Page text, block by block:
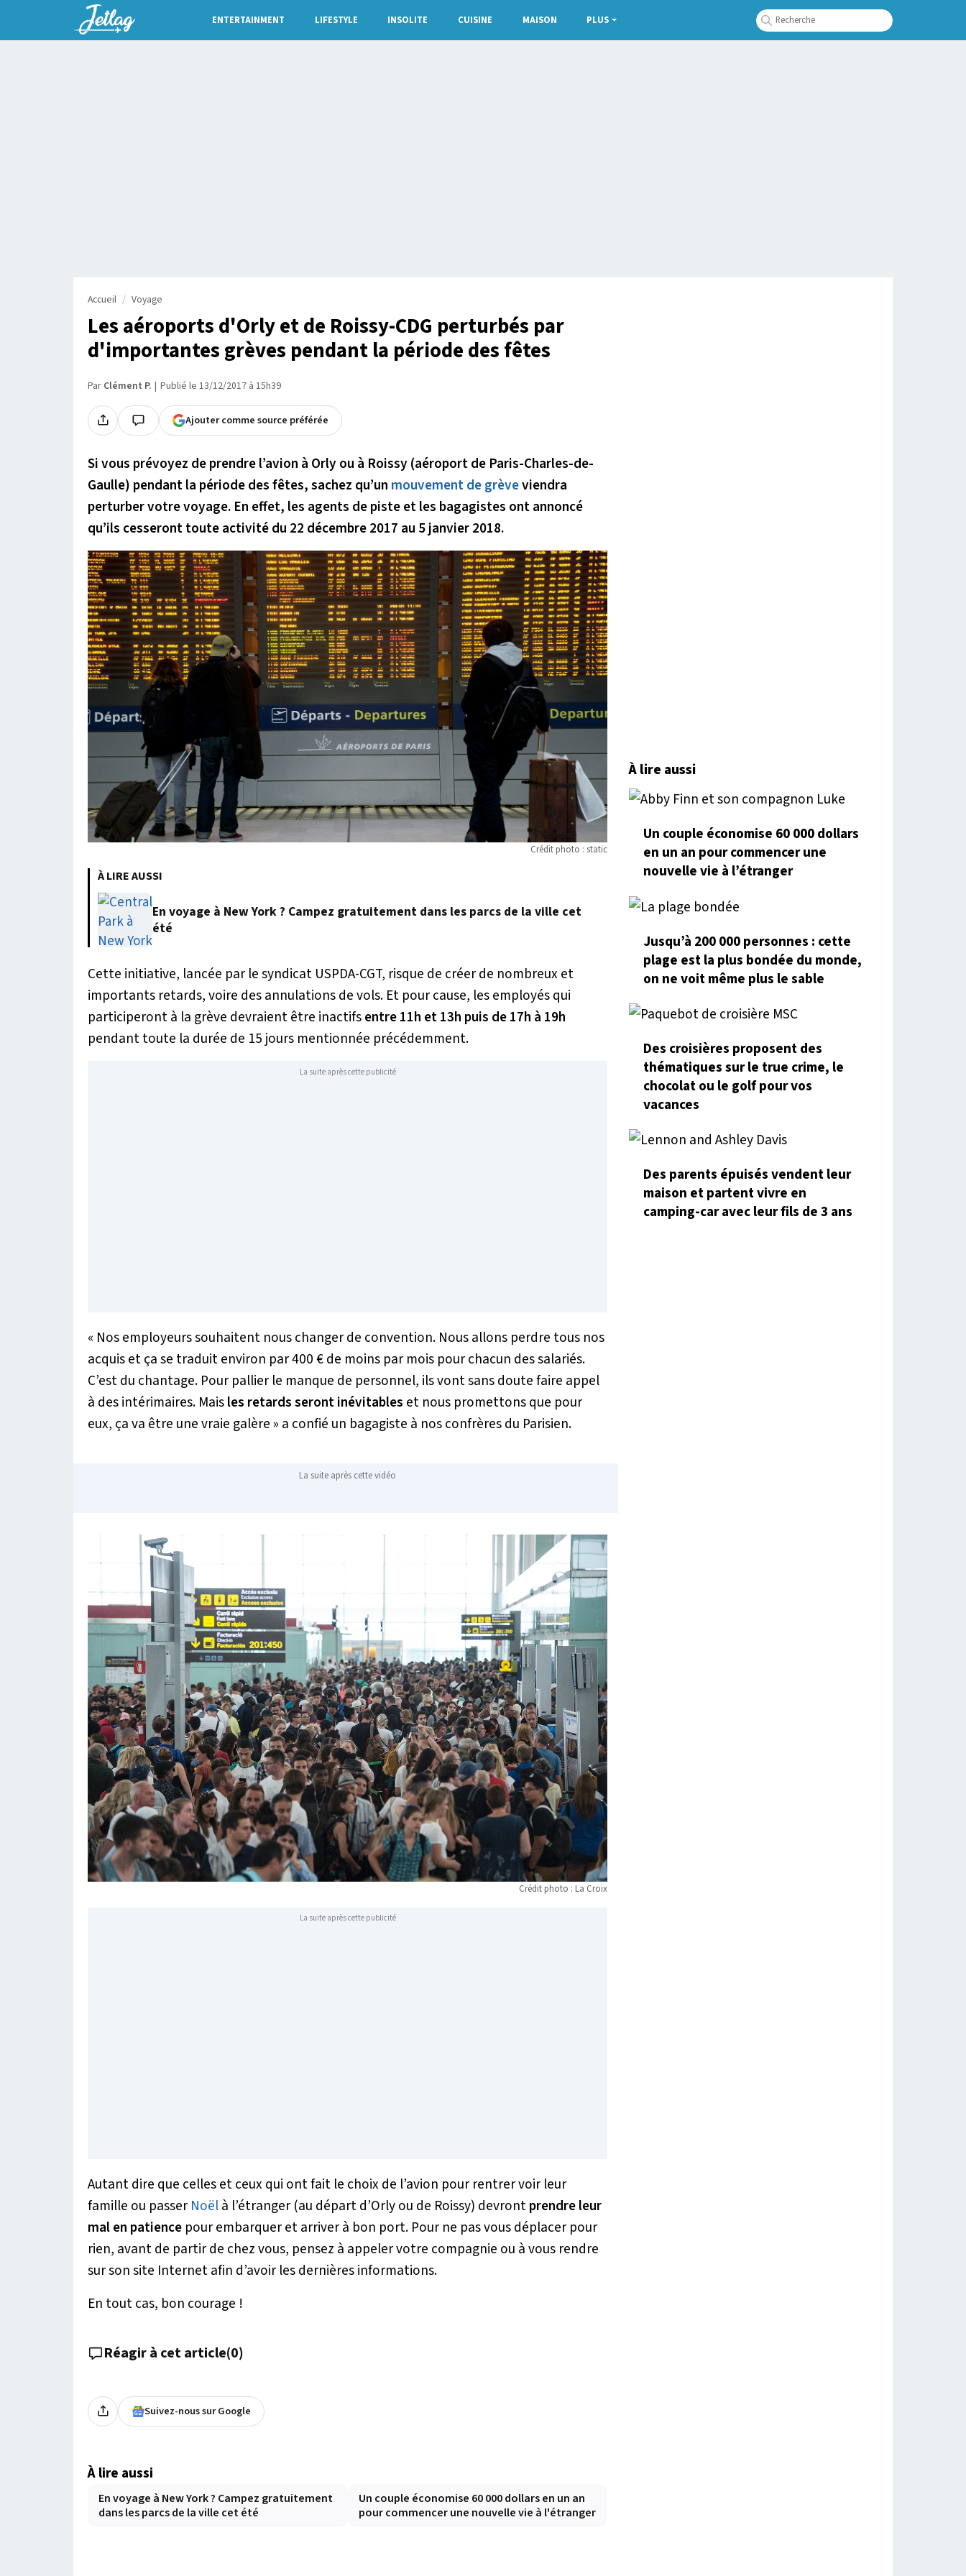
ENTERTAINMENT LIFESTYLE INSOLITE CUISINE MAISON PLUS
Accueil Voyage
Les aéroports d'Orly et de Roissy-CDG perturbés par
d'importantes grèves pendant la période des fêtes
Par Clément P. Publié le 13/12/2017 à 15h39
Ajouter comme source préférée
Si vous prévoyez de prendre l’avion à Orly ou à Roissy (aéroport de Paris-Charles-de-
Gaulle) pendant la période des fêtes, sachez qu’un mouvement de grèveviendra
perturber votre voyage. En effet, les agents de piste et les bagagistes ont annoncé
qu’ils cesseront toute activité du 22 décembre 2017 au 5 janvier 2018.
Crédit photo : static
À LIRE AUSSI
En voyage à New York ? Campez gratuitement dans les parcs de la ville cet
été
Cette initiative, lancée par le syndicat USPDA-CGT, risque de créer de nombreux et
importants retards, voire des annulations de vols. Et pour cause, les employés qui
participeront à la grève devraient être inactifsentre 11h et 13h puis de 17h à 19h
pendant toute la durée de 15 jours mentionnée précédemment.
La suite après cette publicité
« Nos employeurs souhaitent nous changer de convention. Nous allons perdre tous nos
acquis et ça se traduit environ par 400 € de moins par mois pour chacun des salariés.
C’est du chantage. Pour pallier le manque de personnel, ils vont sans doute faire appel
à des intérimaires. Maisles retards seront inévitables et nous promettons que pour
eux, ça va être une vraie galère » a confié un bagagiste à nos confrères du Parisien.
La suite après cette vidéo
Crédit photo : La Croix
La suite après cette publicité
Autant dire que celles et ceux qui ont fait le choix de l’avion pour rentrer voir leur
famille ou passer Noëlà l’étranger (au départ d’Orly ou de Roissy) devrontprendre leur
mal en patience pour embarquer et arriver à bon port. Pour ne pas vous déplacer pour
rien, avant de partir de chez vous, pensez à appeler votre compagnie ou à vous rendre
sur son site Internet afin d’avoir les dernières informations.
En tout cas, bon courage !
Réagir à cet article(0)
Suivez-nous sur Google
À lire aussi
En voyage à New York ? Campez gratuitement
dans les parcs de la ville cet été
Un couple économise 60 000 dollars en un an
pour commencer une nouvelle vie à l'étranger
À lire aussi
Un couple économise 60 000 dollars
en un an pour commencer une
nouvelle vie à l’étranger
Jusqu’à 200 000 personnes : cette
plage est la plus bondée du monde,
on ne voit même plus le sable
Des croisières proposent des
thématiques sur le true crime, le
chocolat ou le golf pour vos
vacances
Des parents épuisés vendent leur
maison et partent vivre en
camping-car avec leur fils de 3 ans